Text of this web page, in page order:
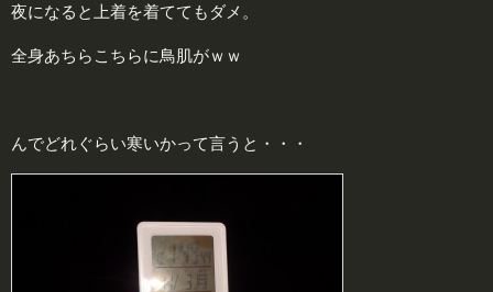
夜になると上着を着ててもダメ。
全身あちらこちらに鳥肌がｗｗ
んでどれぐらい寒いかって言うと・・・